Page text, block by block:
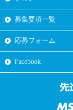
募集要項一覧
応募フォーム
Facebook